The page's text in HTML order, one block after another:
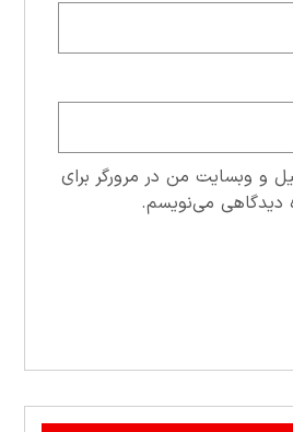
و وبسایت من در مرورگر برای
دیدگاهی می‌نویسم.